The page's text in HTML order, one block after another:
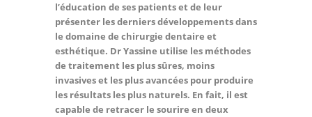
l’éducation de ses patients et de leur
présenter les derniers développements dans
le domaine de chirurgie dentaire et
esthétique. Dr Yassine utilise les méthodes
de traitement les plus sûres, moins
invasives et les plus avancées pour produire
les résultats les plus naturels. En fait, il est
capable de retracer le sourire en deux